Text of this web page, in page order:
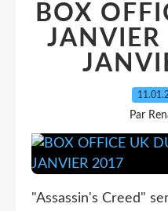
BOX
Par
"Assassin's Creed"